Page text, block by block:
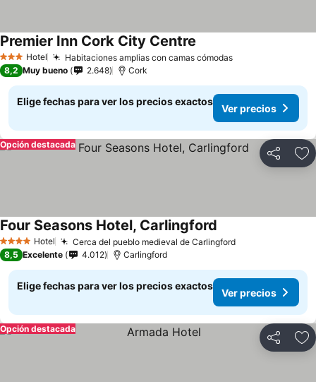
3 Estrellas
Hotel Habitaciones amplias con camas cómodas
Premier Inn Cork City Centre
8,2 Muy bueno 2.648 Cork
Elige fechas para ver los precios exactos
Ver precios
Compartir
Opción destacada
4 EstrellasHotel Cerca del pueblo medieval de Carlingford
Four Seasons Hotel, Carlingford
8,5 Excelente 4.012 Carlingford
Elige fechas para ver los precios exactos
Ver precios
Compartir
Opción destacada